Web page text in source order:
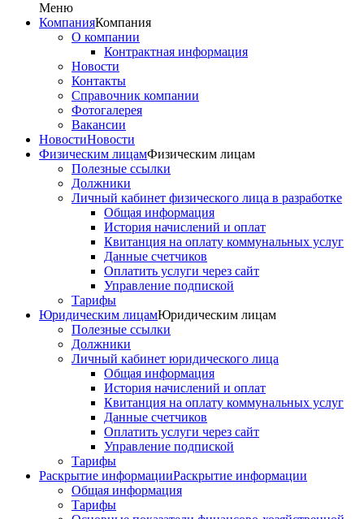
Меню
КомпанияКомпания
О компании
Контрактная информация
Новости
Контакты
Справочник компании
Фотогалерея
Вакансии
НовостиНовости
Физическим лицамФизическим лицам
Полезные ссылки
Должники
Личный кабинет физического лица в разработке
Общая информация
История начислений и оплат
Квитанция на оплату коммунальных услуг
Данные счетчиков
Оплатить услуги через сайт
Управление подпиской
Тарифы
Юридическим лицамЮридическим лицам
Полезные ссылки
Должники
Личный кабинет юридического лица
Общая информация
История начислений и оплат
Квитанция на оплату коммунальных услуг
Данные счетчиков
Оплатить услуги через сайт
Управление подпиской
Тарифы
Раскрытие информацииРаскрытие информации
Общая информация
Тарифы